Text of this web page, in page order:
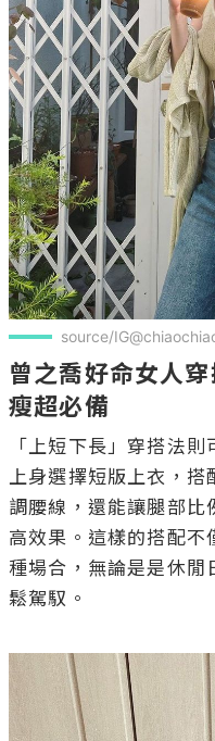
source/
曾之喬好命女人
瘦超必備
「上短下長」穿搭法
上身選擇短版上衣，
調腰線，還能讓腿部比
高效果。這樣的搭配不
種場合，無論是是休閒
鬆駕馭。